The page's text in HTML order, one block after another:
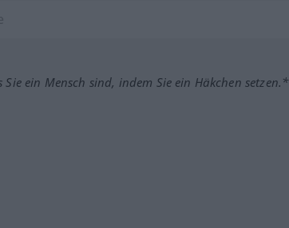
Sie ein Mensch sind, indem Sie ein Häkchen setzen.*